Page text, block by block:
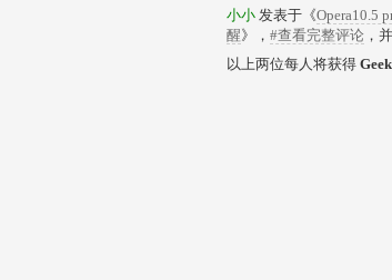
小小 发表于《Opera10.5
醒》， #查看完整评论 ，
以上两位每人将获得